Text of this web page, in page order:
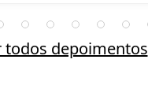
todos depoimentos